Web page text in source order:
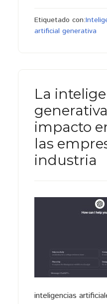
Etiquetado con:
artificial generativa
La
impacto
las
industria
inteligencias